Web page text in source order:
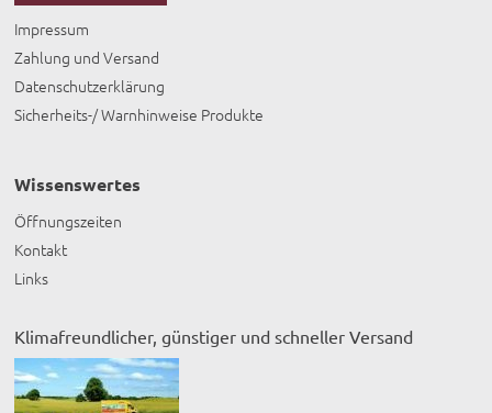
Impressum
Zahlung und Versand
Datenschutzerklärung
Sicherheits-/ Warnhinweise Produkte
Wissenswertes
Öffnungszeiten
Kontakt
Links
Klimafreundlicher, günstiger und schneller Versand